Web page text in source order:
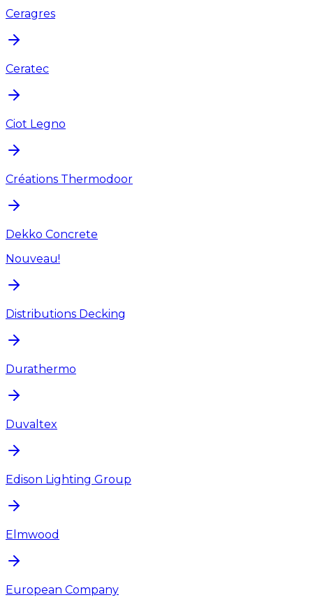
Ceragres
Ceratec
Ciot Legno
Créations Thermodoor
Dekko Concrete
Nouveau!
Distributions Decking
Durathermo
Duvaltex
Edison Lighting Group
Elmwood
European Company